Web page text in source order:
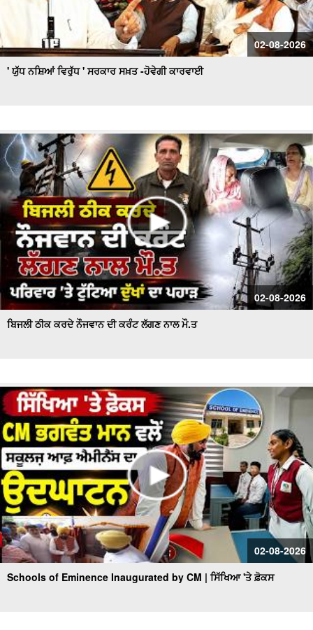
02-08-2026
' ਯੁੱਧ ਨਸ਼ਿਆਂ ਵਿਰੁੱਧ ' ਸਰਕਾਰ ਸਖ਼ਤ -ਹੋਵੇਗੀ ਕਾਰਵਾਈ
02-08-2026
ਬਿਜਲੀ ਠੀਕ ਕਰਦੇ ਨੌਜਵਾਨ ਦੀ ਕਰੰਟ ਲੱਗਣ ਨਾਲ ਮੌ.ਤ
02-08-2026
Schools of Eminence Inaugurated by CM | ਸਿੱਖਿਆ 'ਤੇ ਫ਼ੋਕਸ